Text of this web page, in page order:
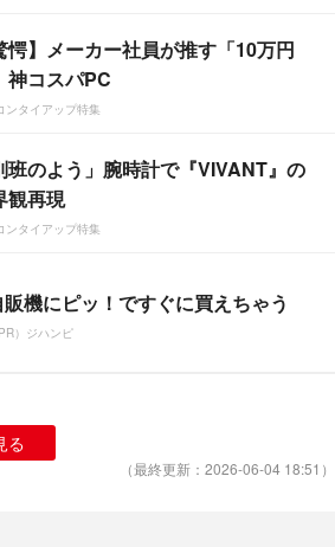
愕】メーカー社員が推す「10万円
神コスパPC
ンタイアップ特集
班のよう」腕時計で『VIVANT』の
観再現
ンタイアップ特集
販機にピッ！ですぐに買えちゃう
PR）ジハンピ
る
（最終更新：2026-06-04 18:51）